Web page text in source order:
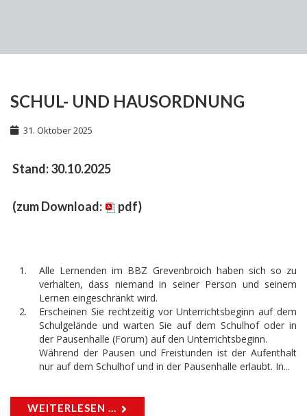
SCHUL- UND HAUSORDNUNG
31. Oktober 2025
Stand: 30.10.2025
(zum Download: pdf)
Alle Lernenden im BBZ Grevenbroich haben sich so zu
verhalten, dass niemand in seiner Person und seinem
Lernen eingeschränkt wird.
Erscheinen Sie rechtzeitig vor Unterrichtsbeginn auf dem
Schulgelände und warten Sie auf dem Schulhof oder in
der Pausenhalle (Forum) auf den Unterrichtsbeginn.
Während der Pausen und Freistunden ist der Aufenthalt
nur auf dem Schulhof und in der Pausenhalle erlaubt. In...
WEITERLESEN ...